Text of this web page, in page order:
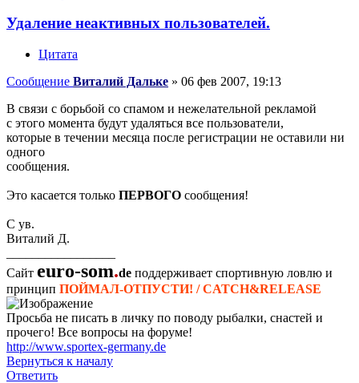
Удаление неактивных пользователей.
Цитата
Сообщение Виталий Дальке » 06 фев 2007, 19:13
В связи с борьбой со спамом и нежелательной рекламой
с этого момента будут удаляться все пользователи,
которые в течении месяца после регистрации не оставили ни
одного
сообщения.
Это касается только ПЕРВОГО сообщения!
С ув.
Виталий Д.
Сайт euro-som.de поддерживает спортивную ловлю и
принцип ПОЙМАЛ-ОТПУСТИ! / CATCH&RELEASE
Просьба не писать в личку по поводу рыбалки, снастей и
прочего! Все вопросы на форуме!
http://www.sportex-germany.de
Вернуться к началу
Ответить